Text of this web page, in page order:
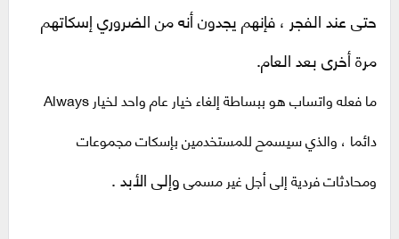
حتى عند الفجر ، فإنهم يجدون أنه من الضروري إسكاتهم
مرة أخرى بعد العام.
ما فعله واتساب هو ببساطة إلغاء خيار عام واحد لخيار Always
دائما ، والذي سيسمح للمستخدمين بإسكات مجموعات
ومحادثات فردية إلى أجل غير مسمىوإلى الأبد .